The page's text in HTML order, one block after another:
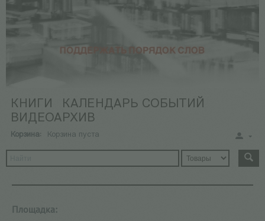
КНИГИ
КАЛЕНДАРЬ СОБЫТИЙ
ВИДЕОАРХИВ
Корзина: Корзина пуста
Площадка: